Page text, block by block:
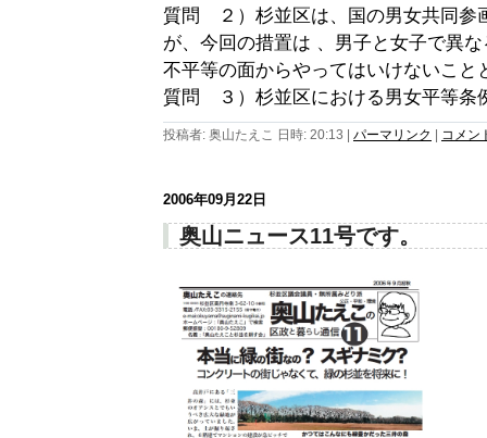
質問 ２）杉並区は、国の男女共同参
が、今回の措置は 、男子と女子で異
不平等の面からやってはいけないこと
質問 ３）杉並区における男女平等条
投稿者: 奥山たえこ 日時: 20:13 パーマリンク コメン
2006年09月22日
奥山ニュース11号です。